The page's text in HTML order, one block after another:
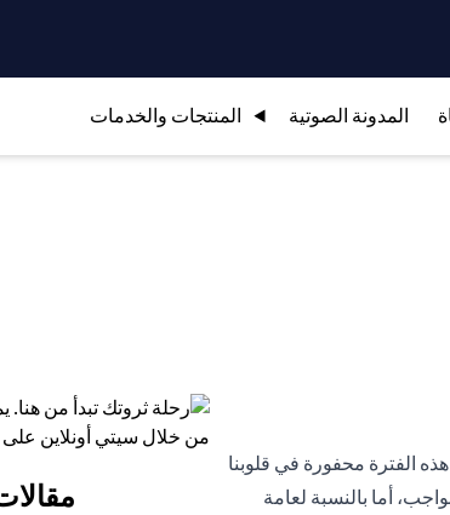
المدونة الصوتية المنتجات والخدمات
ماذا ستُخبرهم؟ ستبقى هذه الفترة محفورة في قلوبنا
أما بالنسبة لعامة